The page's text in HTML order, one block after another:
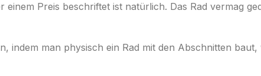
Preis beschriftet ist natürlich. Das Rad vermag
indem man physisch ein Rad mit den Abschnitten